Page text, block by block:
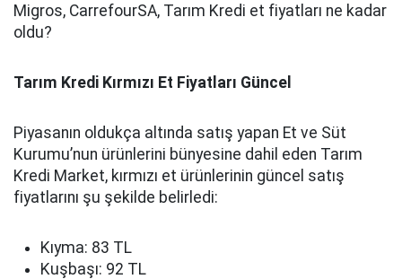
Migros, CarrefourSA, Tarım Kredi et fiyatları ne kadar
oldu?
Tarım Kredi Kırmızı Et Fiyatları Güncel
Piyasanın oldukça altında satış yapan Et ve Süt
Kurumu’nun ürünlerini bünyesine dahil eden Tarım
Kredi Market, kırmızı et ürünlerinin güncel satış
fiyatlarını şu şekilde belirledi:
Kıyma: 83 TL
Kuşbaşı: 92 TL